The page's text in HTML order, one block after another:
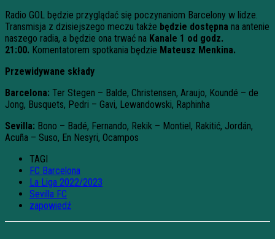
Radio GOL będzie przyglądać się poczynaniom Barcelony w lidze.
Transmisja z dzisiejszego meczu także będzie dostępna na antenie
naszego radia, a będzie ona trwać na Kanale 1 od godz.
21:00. Komentatorem spotkania będzie Mateusz Menkina.
Przewidywane składy
Barcelona: Ter Stegen – Balde, Christensen, Araujo, Koundé – de
Jong, Busquets, Pedri – Gavi, Lewandowski, Raphinha
Sevilla: Bono – Badé, Fernando, Rekik – Montiel, Rakitić, Jordán,
Acuña – Suso, En Nesyri, Ocampos
TAGI
FC Barcelona
La Liga 2022/2023
Sevilla FC
zapowiedź